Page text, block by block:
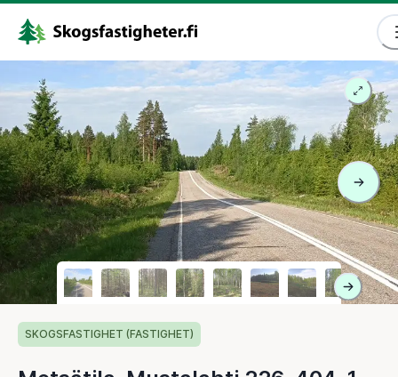
SKOGSFASTIGHET (FASTIGHET)